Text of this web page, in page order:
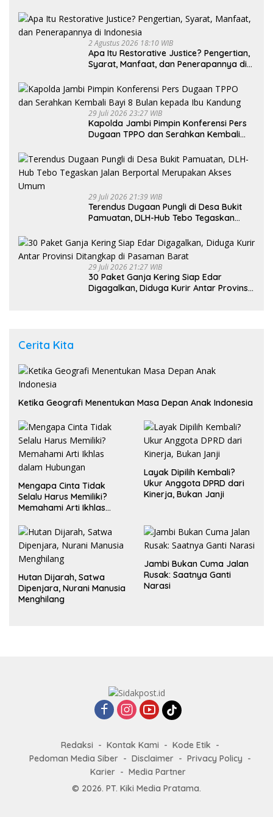
2 Agustus 2026 18:10 WIB
Apa Itu Restorative Justice? Pengertian,
Syarat, Manfaat, dan Penerapannya di
29 Juli 2026 23:27 WIB
Kapolda Jambi Pimpin Konferensi Pers
Dugaan TPPO dan Serahkan Kembali
29 Juli 2026 21:39 WIB
Terendus Dugaan Pungli di Desa Bukit
Pamuatan, DLH-Hub Tebo Tegaskan
Umum
29 Juli 2026 21:27 WIB
30 Paket Ganja Kering Siap Edar
Digagalkan, Diduga Kurir Antar Provinsi
Cerita Kita
Ketika Geografi Menentukan Masa Depan Anak Indonesia
Mengapa Cinta Tidak
Selalu Harus Memiliki?
Memahami Arti Ikhlas
Layak Dipilih Kembali?
Ukur Anggota DPRD dari
Kinerja, Bukan Janji
Hutan Dijarah, Satwa
Dipenjara, Nurani Manusia
Menghilang
Jambi Bukan Cuma Jalan
Rusak: Saatnya Ganti
Narasi
Redaksi Kontak Kami
Kode Etik
Pedoman Media Siber
Disclaimer
Privacy Policy
Karier
Media Partner
© 2026. PT. Kiki Media Pratama.